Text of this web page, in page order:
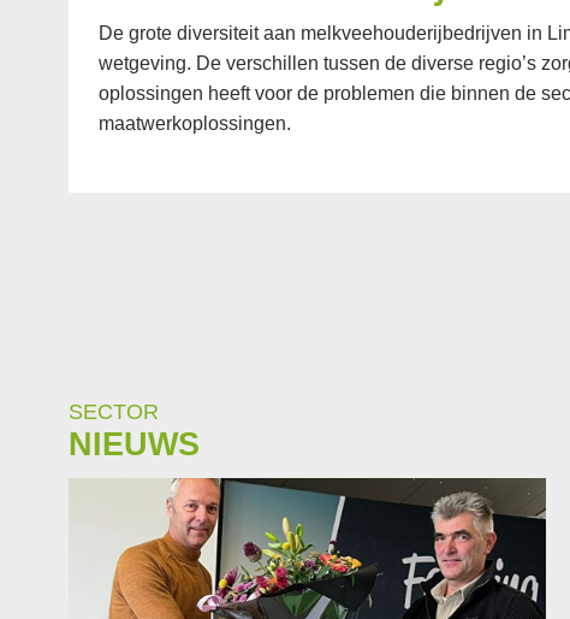
De grote diversiteit aan melkveehouderijbedrijven in
wetgeving. De verschillen tussen de diverse regio’s
oplossingen heeft voor de problemen die binnen de
maatwerkoplossingen.
SECTOR
NIEUWS